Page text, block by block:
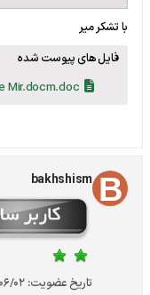
با تشکر میر
فایل های پیوست شده
Mir.docm.doc
bakhshism
تاریخ عضویت: 02